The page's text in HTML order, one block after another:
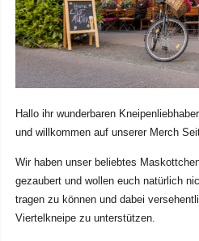
Hallo ihr wunderbaren
und willkommen auf unserer Merch
Wir haben unser beliebtes
gezaubert und wollen euch natürlich
tragen zu können und dabei
Viertelkneipe zu unterstützen.